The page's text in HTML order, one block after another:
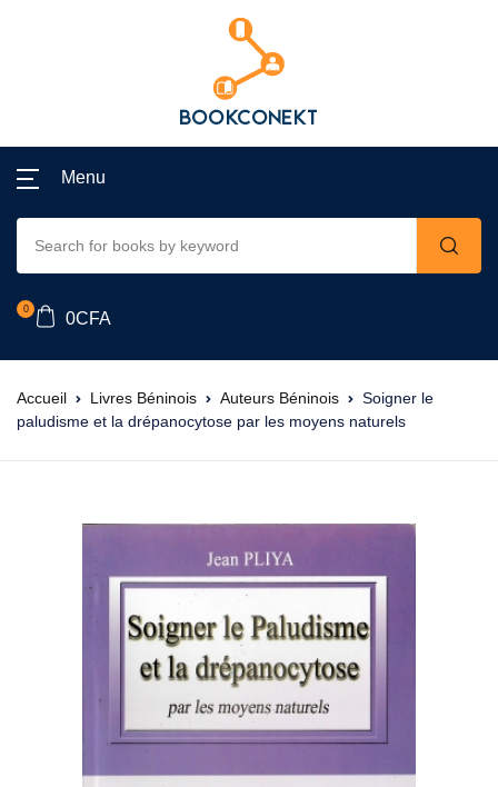
Menu
0
0CFA
Accueil Livres Béninois Auteurs Béninois
Soigner le
paludisme et la drépanocytose par les moyens naturels